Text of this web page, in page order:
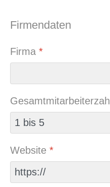
Firmendaten
Firma *
Gesamtmitarbeiterzahl
Website *